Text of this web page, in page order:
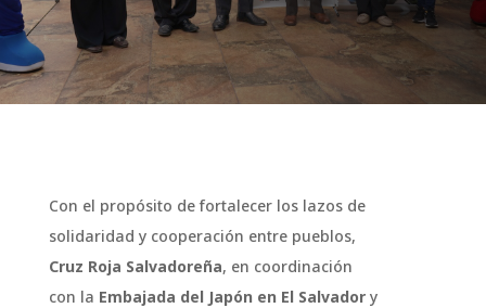
Con el propósito de fortalecer los lazos de
solidaridad y cooperación entre pueblos,
Cruz Roja Salvadoreña, en coordinación
con la Embajada del Japón en El Salvadory